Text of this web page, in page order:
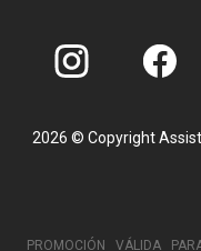
2026 © Copyright
PROMOCIÓN VÁLIDA